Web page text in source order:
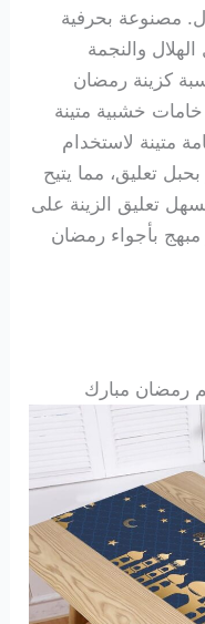
مصنوعة بحرفية
والنجمة
كزينة رمضان
خشبية متينة
متينة لاستخدام
تعليق، مما يتيح
تعليق الزينة على
مبهج بأجواء رمضان
رمضان مبارك